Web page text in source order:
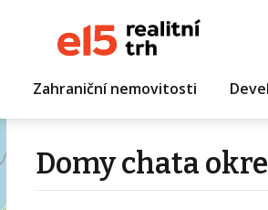
Zahraniční nemovitosti
Domy chata